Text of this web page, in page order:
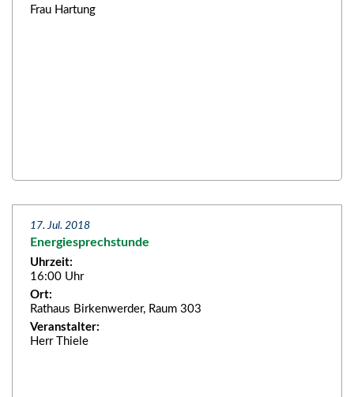
Frau Hartung
17. Jul. 2018
Energiesprechstunde
Uhrzeit:
16:00 Uhr
Ort:
Rathaus Birkenwerder, Raum 303
Veranstalter:
Herr Thiele